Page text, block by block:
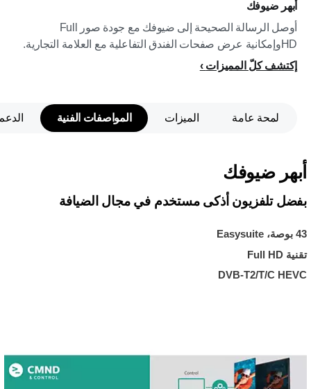
أبهر ضيوفك
أوصل الرسالة الصحيحة إلى ضيوفك مع جودة صور Full
HDوإمكانية عرض صفحات الفندق التفاعلية مع العلامة التجارية.
إكتشف كلّ المميزات
لمحة عامة الميزات المواصفات الفنية
أبهر ضيوفك
بفضل تلفزيون أذكى مستخدم في مجال الضيافة
43 بوصة، Easysuite
تقنية Full HD
DVB-T2/T/C HEVC